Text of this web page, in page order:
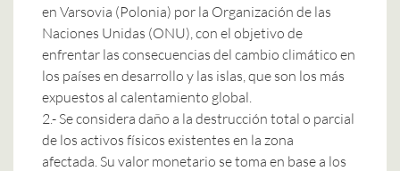
en Varsovia (Polonia) por la Organización de las
Naciones Unidas (ONU), con el objetivo de
enfrentar las consecuencias del cambio climático en
los países en desarrollo y las islas, que son los más
expuestos al calentamiento global.
2.- Se considera daño a la destrucción total o parcial
de los activos físicos existentes en la zona
afectada. Su valor monetario se toma en base a los